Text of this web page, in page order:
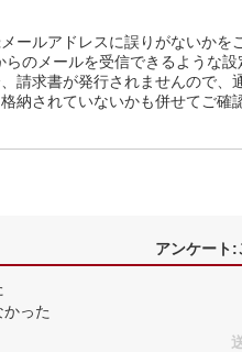
ールアドレスに誤りがないかを
らのメールを受信できるような
請求書が発行されませんので、
納されていないかも併せてご確
アンケート:
った